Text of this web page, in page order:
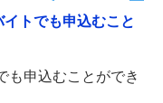
トでも申込むこと
も申込むことができ